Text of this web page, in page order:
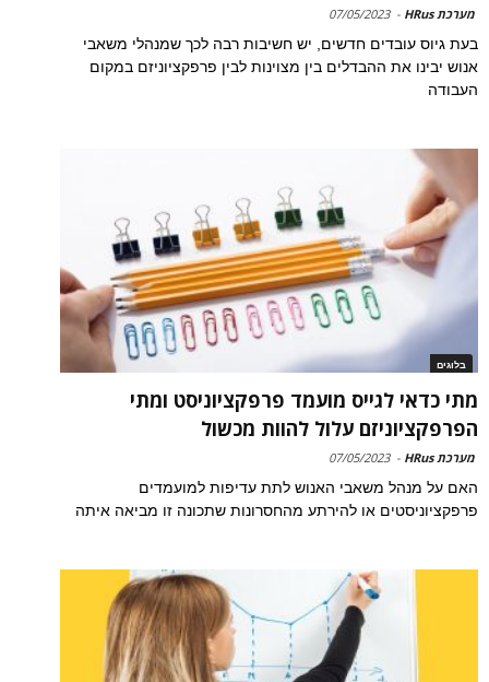
מערכת HRus -
07/05/2023
בעת גיוס עובדים חדשים, יש חשיבות רבה לכך שמנהלי משאבי
אנוש יבינו את ההבדלים בין מצוינות לבין פרפקציוניזם במקום
העבודה
בלוגים
מתי כדאי לגייס מועמד פרפקציוניסט ומתי
הפרפקציוניזם עלול להוות מכשול
מערכת HRus -
07/05/2023
האם על מנהל משאבי האנוש לתת עדיפות למועמדים
פרפקציוניסטים או להירתע מהחסרונות שתכונה זו מביאה איתה